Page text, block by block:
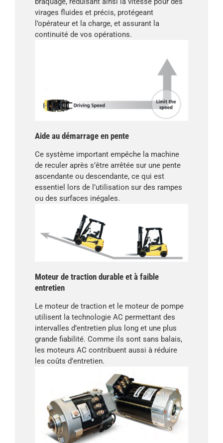
virages fluides et précis, protégeant
l’opérateur et la charge, et assurant la
continuité de vos opérations.
Aide au démarrage en pente
Ce système important empêche la machine
de reculer après s’être arrêtée sur une pente
ascendante ou descendante, ce qui est
essentiel lors de l’utilisation sur des rampes
ou des surfaces inégales.
Moteur de traction durable et à faible
entretien
Le moteur de traction et le moteur de pompe
utilisent la technologie AC permettant des
intervalles d’entretien plus long et une plus
grande fiabilité. Comme ils sont sans balais,
les moteurs AC contribuent aussi à réduire
les coûts d’entretien.